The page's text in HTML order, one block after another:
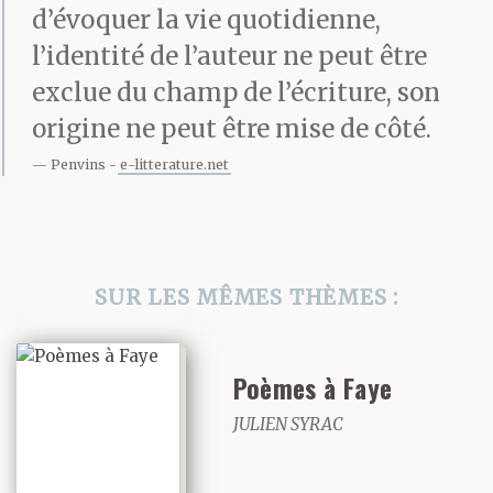
d’évoquer la vie quotidienne,
l’identité de l’auteur ne peut être
exclue du champ de l’écriture, son
origine ne peut être mise de côté.
Penvins e-litterature.net
SUR LES MÊMES THÈMES :
Poèmes à Faye
JULIEN SYRAC